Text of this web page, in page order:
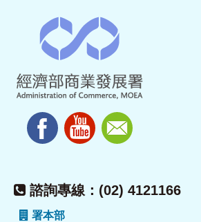
諮詢專線：(02) 4121166
署本部